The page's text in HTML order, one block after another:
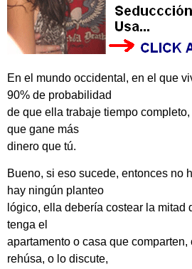
En el mundo occidental, en el que
90% de probabilidad
de que ella trabaje tiempo
que gane más
dinero que tú.
Bueno, si eso sucede, entonces no
hay ningún planteo
lógico, ella debería costear la mitad
tenga el
apartamento o casa que
rehúsa, o lo discute,